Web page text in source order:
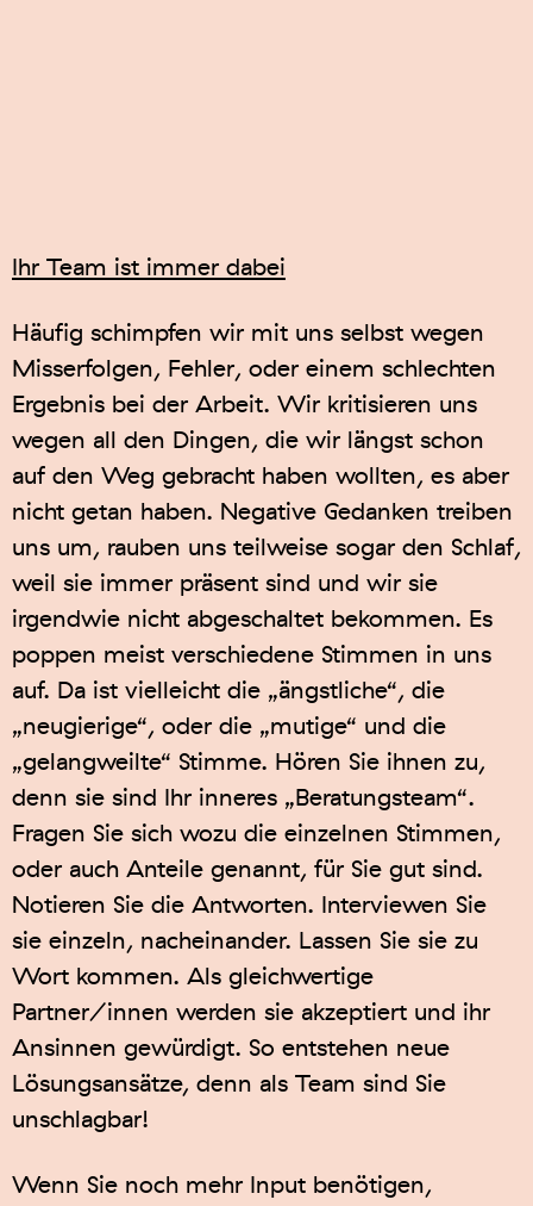
Ihr Team ist immer dabei
Häufig schimpfen wir mit uns selbst wegen
Misserfolgen, Fehler, oder einem schlechten
Ergebnis bei der Arbeit. Wir kritisieren uns
wegen all den Dingen, die wir längst schon
auf den Weg gebracht haben wollten, es aber
nicht getan haben. Negative Gedanken treiben
uns um, rauben uns teilweise sogar den Schlaf,
weil sie immer präsent sind und wir sie
irgendwie nicht abgeschaltet bekommen. Es
poppen meist verschiedene Stimmen in uns
auf. Da ist vielleicht die „ängstliche“, die
„neugierige“, oder die „mutige“ und die
„gelangweilte“ Stimme. Hören Sie ihnen zu,
denn sie sind Ihr inneres „Beratungsteam“.
Fragen Sie sich wozu die einzelnen Stimmen,
oder auch Anteile genannt, für Sie gut sind.
Notieren Sie die Antworten. Interviewen Sie
sie einzeln, nacheinander. Lassen Sie sie zu
Wort kommen. Als gleichwertige
Partner/innen werden sie akzeptiert und ihr
Ansinnen gewürdigt. So entstehen neue
Lösungsansätze, denn als Team sind Sie
unschlagbar!
Wenn Sie noch mehr Input benötigen,